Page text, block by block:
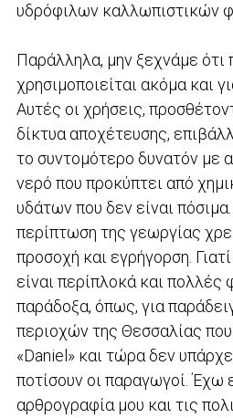
υδρόφιλων καλλωπιστικών
Παράλληλα, μην ξεχνάμε ότι
χρησιμοποιείται ακόμα και
Αυτές οι χρήσεις,
δίκτυα αποχέτευσης,
το συντομότερο δυνατόν με
νερό που προκύπτει από
υδάτων που δεν είναι
περίπτωση της γεωργίας
προσοχή και εγρήγορση.
είναι περίπλοκά και πολλές
παράδοξα, όπως, για
περιοχών της Θεσσαλίας
«Daniel» και τώρα δεν
ποτίσουν οι παραγωγοί. Έχω
αρθρογραφία μου και τις